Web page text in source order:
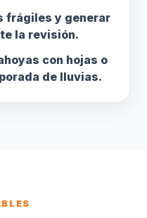
frágiles y generar
la revisión.
con hojas o
de lluvias.